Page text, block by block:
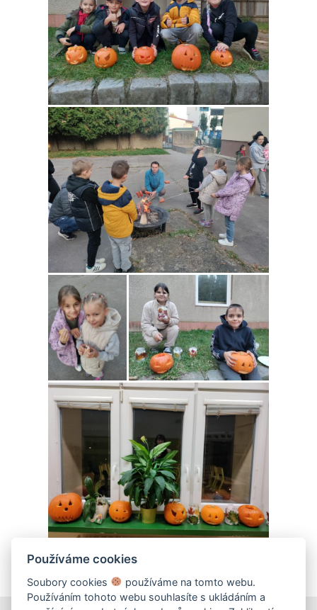
Používáme cookies
Soubory cookies
používáme na tomto webu.
Používáním tohoto webu souhlasíte s ukládáním a